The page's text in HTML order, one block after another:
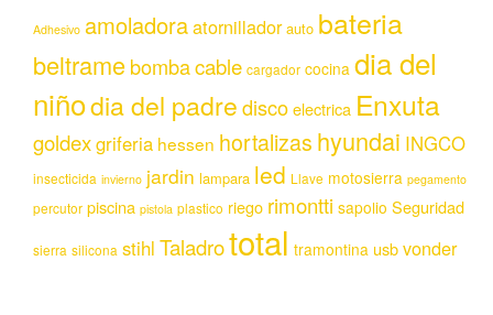
Adhesivo amoladoraatornillador auto bateria
beltramebombacable cargador cocina dia del
niñodia del padrediscoelectrica Enxuta
goldexgriferia hessen hortalizas hyundai INGCO
insecticida invierno jardin lampara led Llave motosierra pegamento
percutor piscina pistola plastico riego rimontti sapolio Seguridad
sierra silicona stihl Taladrototal tramontina usbvonder